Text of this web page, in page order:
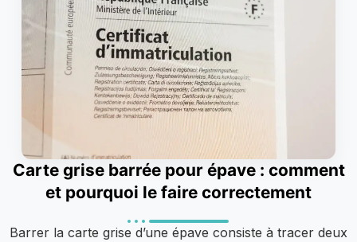
Carte grise barrée pour épave : comment
et pourquoi le faire correctement
Barrer la carte grise d’une épave consiste à tracer deux